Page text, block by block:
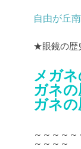
自由が丘
★眼鏡の歴
メガ
ガネ
ガネ
～～～～
～～～～